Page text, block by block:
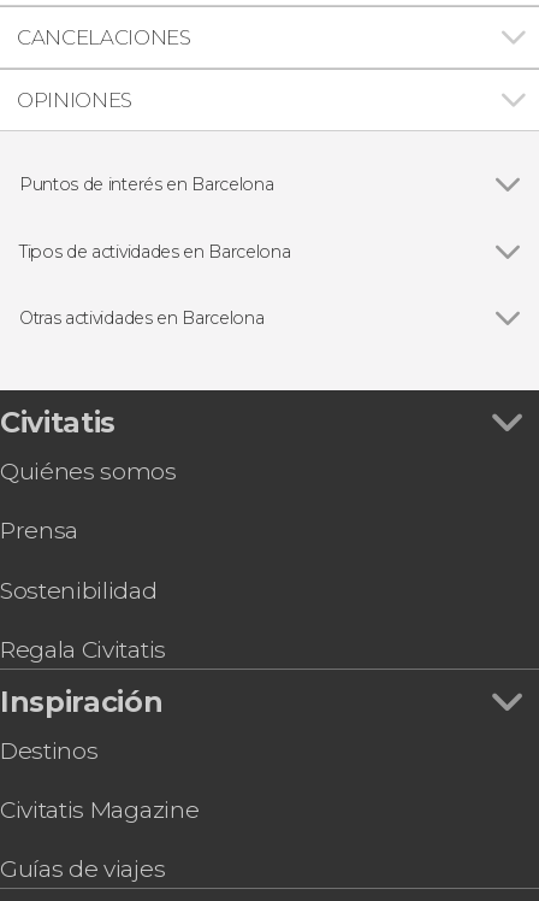
CANCELACIONES
OPINIONES
Puntos de interés en Barcelona
Sagrada Familia
La Pedrera-Casa Milà
Montjuïc
Abadía de Montserrat
Tipos de actividades en Barcelona
Free tours en Barcelona
Autobús turístico
Paseos en barco en Barcelona
Flamenco en Barcelona
Otras actividades en Barcelona
Teleférico de Montjuïc
Excursión a Tossa de Mar
Acceso a la terraza
Entrada al Recinto Modernista de Sant Pau
Entrada a L’Aquàrium de Barcelona
Entrada al Palau de la Música Catalana
Civitatis
Quiénes somos
Prensa
Sostenibilidad
Regala Civitatis
Inspiración
Destinos
Civitatis Magazine
Guías de viajes